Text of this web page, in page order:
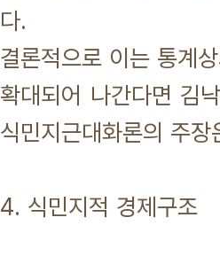
다.
결론적으로 이는 통계
확대되어 나간다면 김
식민지근대화론의 주
4. 식민지적 경제구조